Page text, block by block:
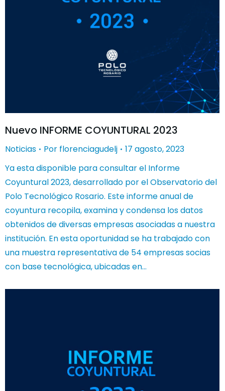
Nuevo INFORME COYUNTURAL 2023
Noticias Por florenciagudelj
17 agosto, 2023
Ya esta disponible para consultar el Informe
Coyuntural 2023, desarrollado por el Observatorio del
Polo Tecnológico Rosario. Este informe anual de
coyuntura recopila, examina y condensa los datos
obtenidos de diversas empresas asociadas a nuestra
institución. En esta oportunidad se ha trabajado con
una muestra representativa de 54 empresas socias
con base tecnológica, ubicadas en…